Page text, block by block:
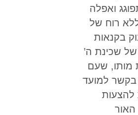
ואפלה
רוח של
בקנאות
שכינת ה’
מותו, שעם
בקשר למועד
להצעות